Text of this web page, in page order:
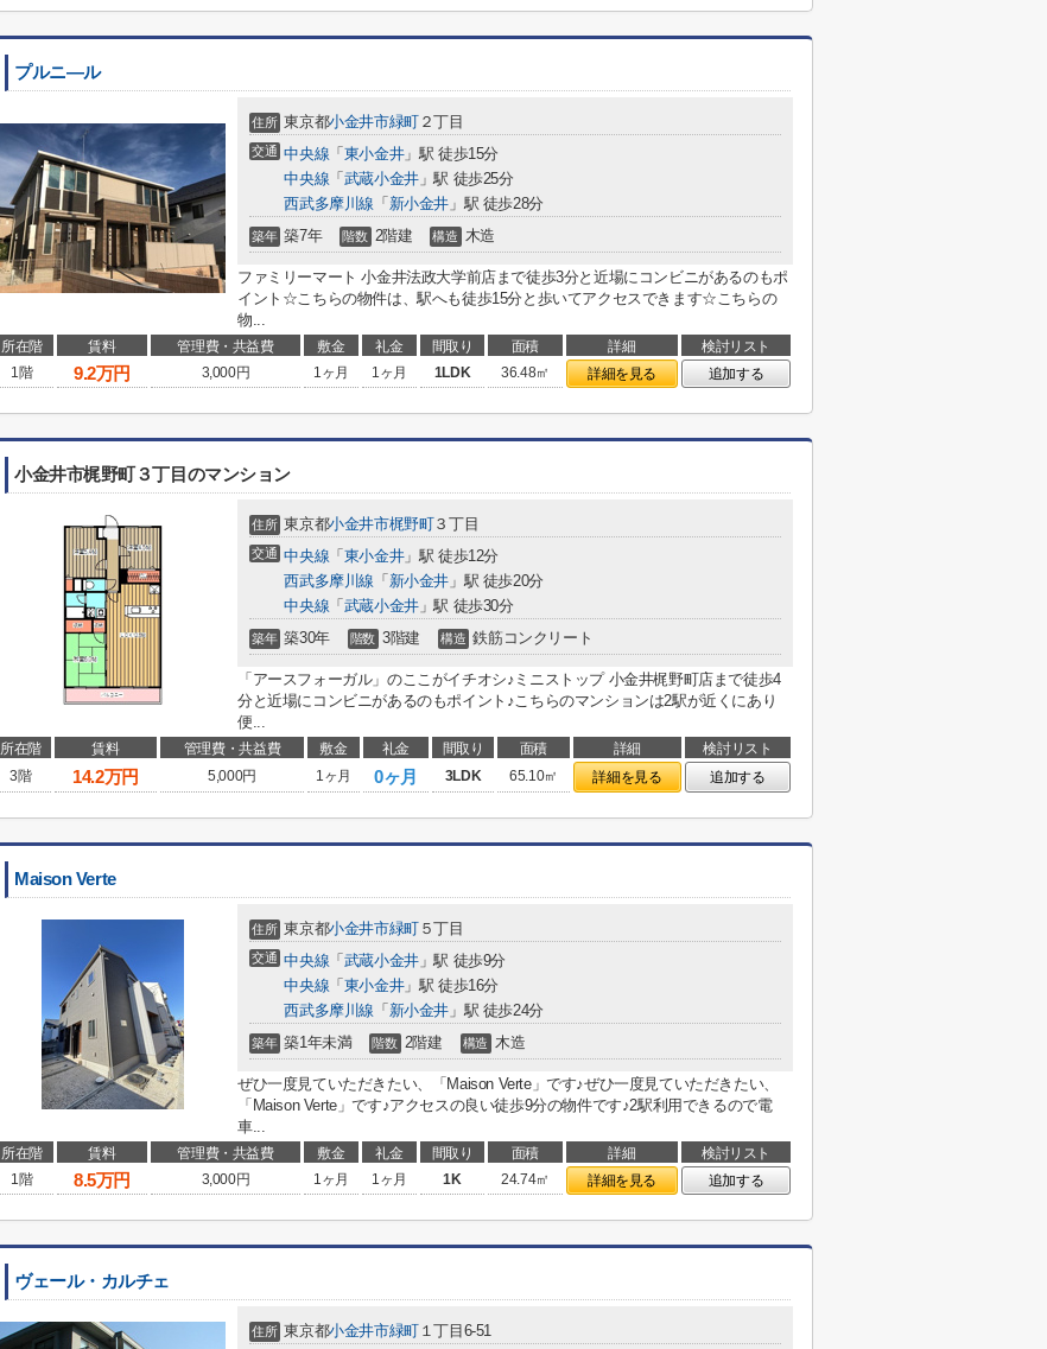
プルニ―ル
住所 東京都小金井市緑町２丁目
交通 中央線 「 東小金井」駅 徒歩15分
中央線 「 武蔵小金井」駅 徒歩25分
西武多摩川線 「 新小金井 」駅 徒歩28分
築年 築7年 階数 2階建 構造 木造
ファミリーマート 小金井法政大学前店まで徒歩3分と近場にコンビニがあるのもポ
イント☆こちらの物件は、駅へも徒歩15分と歩いてアクセスできます☆こちらの
物...
所在階 賃料 管理費・共益費 敷金 礼金 間取り 面積 詳細
検討リスト
1階
9.2万円 3,000円 1ヶ月 1ヶ月 1LDK 36.48㎡ 詳細を見る 追加する
小金井市梶野町３丁目のマンション
住所 東京都小金井市梶野町３丁目
交通 中央線 「 東小金井」駅 徒歩12分
西武多摩川線 「 新小金井 」駅 徒歩20分
中央線 「 武蔵小金井」駅 徒歩30分
築年 築30年 階数 3階建 構造 鉄筋コンクリート
「アースフォーガル」のここがイチオシ♪ミニストップ 小金井梶野町店まで徒歩4
分と近場にコンビニがあるのもポイント♪こちらのマンションは2駅が近くにあり
便...
所在階 賃料 管理費・共益費 敷金 礼金 間取り 面積 詳細
検討リスト
3階
14.2万円 5,000円 1ヶ月 0ヶ月 3LDK 65.10㎡ 詳細を見る 追加する
Maison Verte
住所 東京都小金井市緑町５丁目
交通 中央線 「 武蔵小金井」駅 徒歩9分
中央線 「 東小金井」駅 徒歩16分
西武多摩川線 「 新小金井 」駅 徒歩24分
築年 築1年未満 階数 2階建 構造 木造
ぜひ一度見ていただきたい、「Maison Verte」です♪ぜひ一度見ていただきたい、
「Maison Verte」です♪アクセスの良い徒歩9分の物件です♪2駅利用できるので電
車...
所在階 賃料 管理費・共益費 敷金 礼金 間取り 面積 詳細
検討リスト
1階
8.5万円 3,000円 1ヶ月 1ヶ月 1K 24.74㎡ 詳細を見る 追加する
ヴェール・カルチェ
住所 東京都小金井市緑町１丁目6-51